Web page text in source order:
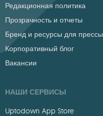
Редакционная политика
Прозрачность и отчеты
Бренд и ресурсы для прессы
Корпоративный блог
Вакансии
НАШИ СЕРВИСЫ
Uptodown App Store